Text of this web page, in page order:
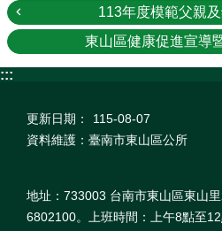
113年度模範父親
東山區健康促進宣導
:::
更新日期：
115-08-07
資料維護：臺南市東山區公所
地址：733003 台南市東山區東山
6802100。上班時間：上午8點至